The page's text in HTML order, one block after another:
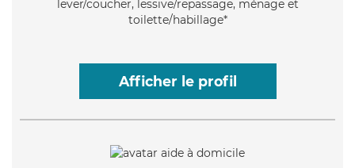
lever/coucher, lessive/repassage, ménage et
toilette/habillage*
Afficher le profil